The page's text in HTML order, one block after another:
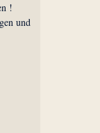
!
und